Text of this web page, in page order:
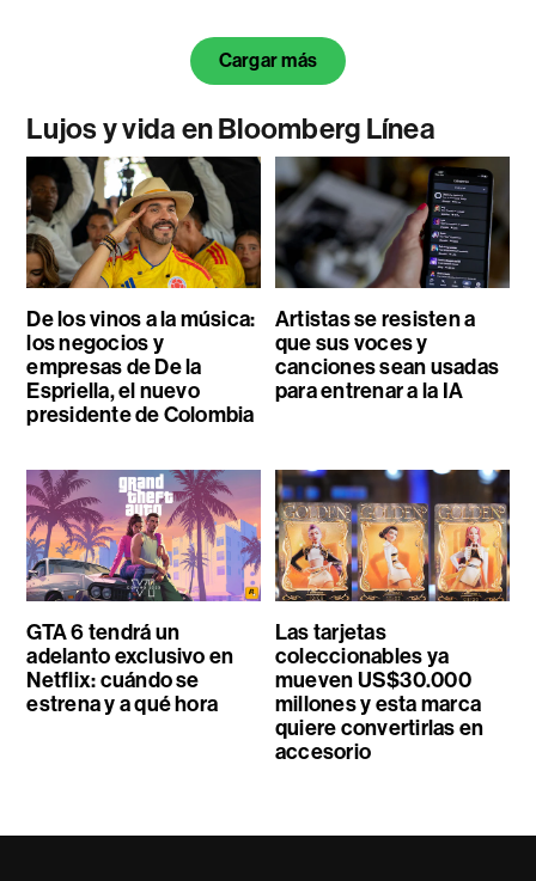
Cargar más
Lujos y vida en Bloomberg Línea
De los vinos a la música:
los negocios y
empresas de De la
Espriella, el nuevo
presidente de Colombia
Artistas se resisten a
que sus voces y
canciones sean usadas
para entrenar a la IA
GTA 6 tendrá un
adelanto exclusivo en
Netflix: cuándo se
estrena y a qué hora
Las tarjetas
coleccionables ya
mueven US$30.000
millones y esta marca
quiere convertirlas en
accesorio